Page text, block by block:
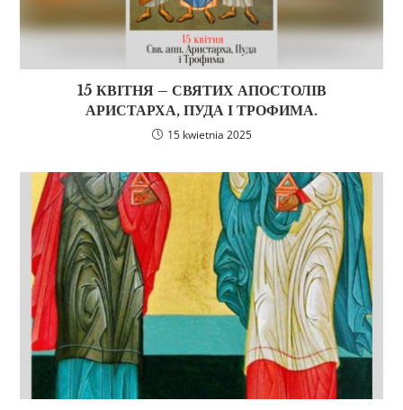
15 КВІТНЯ – СВЯТИХ АПОСТОЛІВ
АРИСТАРХА, ПУДА І ТРОФИМА.
15 kwietnia 2025